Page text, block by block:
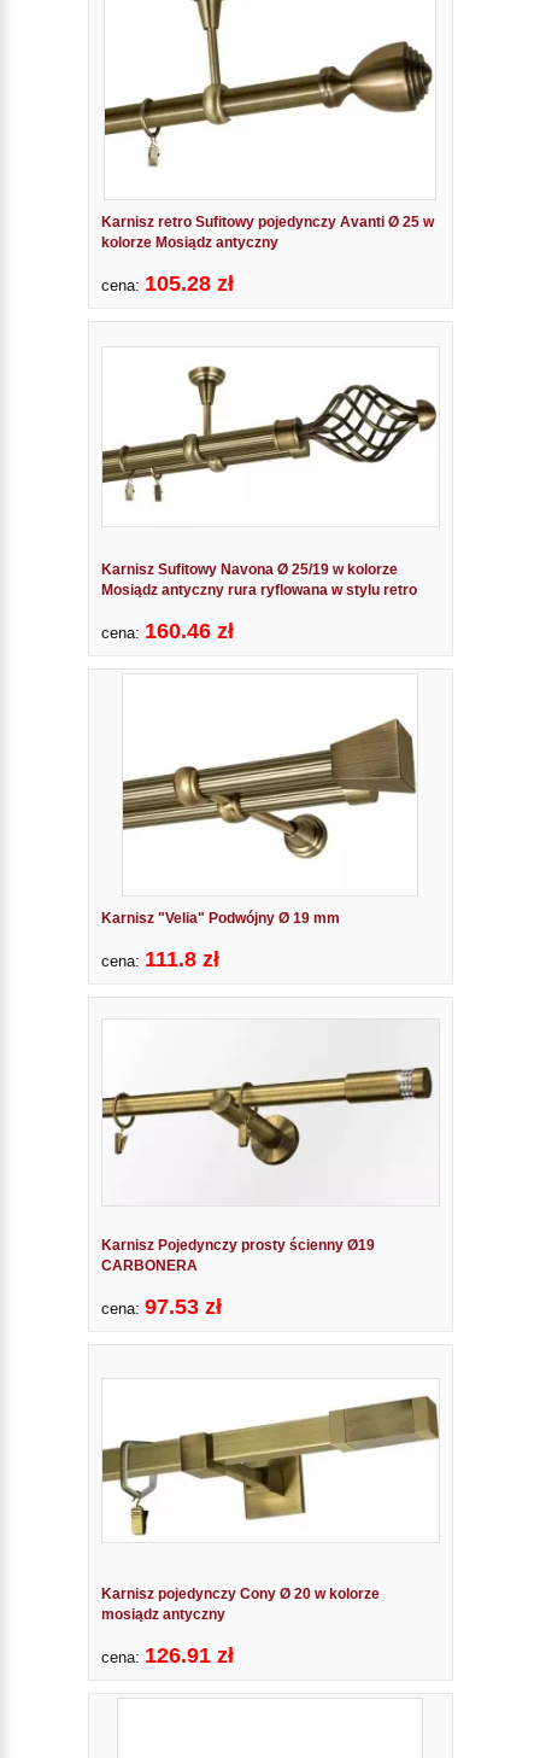
Karnisz retro Sufitowy pojedynczy Avanti Ø 25 w
kolorze Mosiądz antyczny
cena: 105.28 zł
Karnisz Sufitowy Navona Ø 25/19 w kolorze
Mosiądz antyczny rura ryflowana w stylu retro
cena: 160.46 zł
Karnisz "Velia" Podwójny Ø 19 mm
cena: 111.8 zł
Karnisz Pojedynczy prosty ścienny Ø19
CARBONERA
cena: 97.53 zł
Karnisz pojedynczy Cony Ø 20 w kolorze
mosiądz antyczny
cena: 126.91 zł